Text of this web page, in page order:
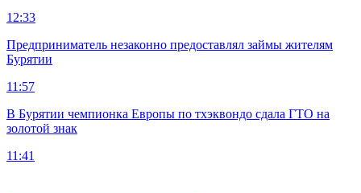
12:33
Предприниматель незаконно предоставлял займы жителям
Бурятии
11:57
В Бурятии чемпионка Европы по тхэквондо сдала ГТО на
золотой знак
11:41